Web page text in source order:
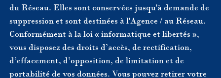
du Réseau. Elles sont conservées jusqu'à demande de
suppression et sont destinées à l'Agence / au Réseau.
Conformément à la loi « informatique et libertés »,
vous disposez des droits d’accès, de rectification,
d’effacement, d’opposition, de limitation et de
portabilité de vos données. Vous pouvez retirer votre